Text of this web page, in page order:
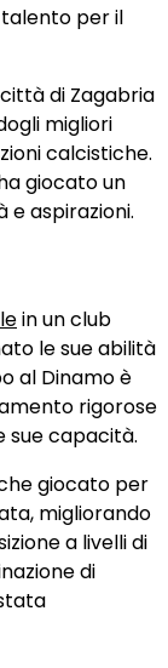
talento per il
di Zagabria
migliori
calcistiche.
giocato un
e aspirazioni.
in un club
le sue abilità
al Dinamo è
rigorose
sue capacità.
giocato per
migliorando
a livelli di
di